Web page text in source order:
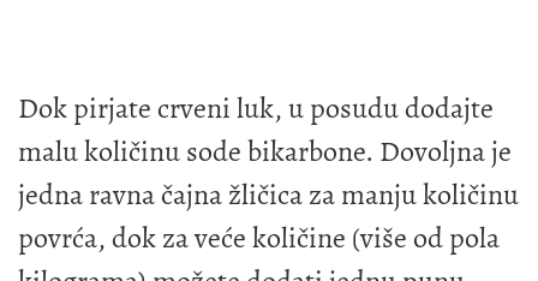
Dok pirjate crveni luk, u posudu dodajte
malu količinu sode bikarbone. Dovoljna je
jedna ravna čajna žličica za manju količinu
povrća, dok za veće količine (više od pola